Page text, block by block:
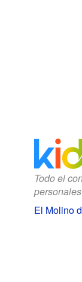
Todo el
El Molino